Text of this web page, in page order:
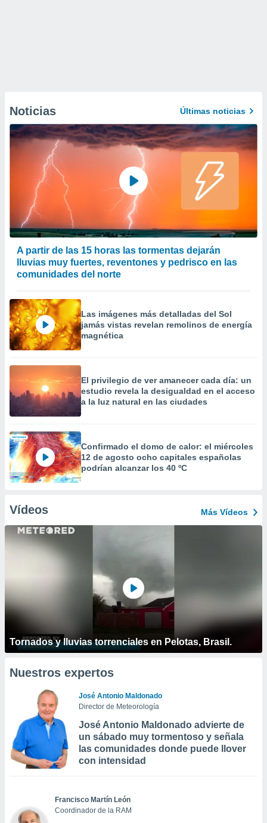
Noticias Últimas noticias
A partir de las 15 horas las tormentas dejarán
lluvias muy fuertes, reventones y pedrisco en las
comunidades del norte
Las imágenes más detalladas del Sol
jamás vistas revelan remolinos de energía
magnética
El privilegio de ver amanecer cada día: un
estudio revela la desigualdad en el acceso
a la luz natural en las ciudades
Confirmado el domo de calor: el miércoles
12 de agosto ocho capitales españolas
podrían alcanzar los 40 ºC
Vídeos Más Vídeos
Tornados y lluvias torrenciales en Pelotas, Brasil.
Nuestros expertos
José Antonio Maldonado
Director de Meteorología
José Antonio Maldonado advierte de
un sábado muy tormentoso y señala
las comunidades donde puede llover
con intensidad
Francisco Martín León
Coordinador de la RAM